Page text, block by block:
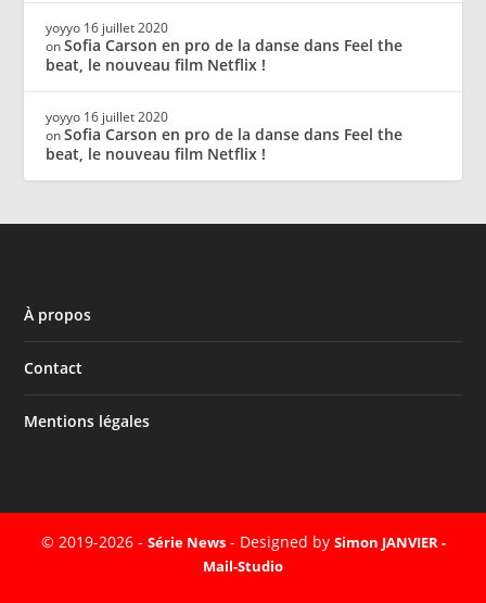
yoyyo 16 juillet 2020
onSofia Carson en pro de la danse dans Feel the
beat, le nouveau film Netflix !
yoyyo 16 juillet 2020
onSofia Carson en pro de la danse dans Feel the
beat, le nouveau film Netflix !
À propos
Contact
Mentions légales
© 2019-2026 - Série News- Designed by Simon JANVIER -
Mail-Studio